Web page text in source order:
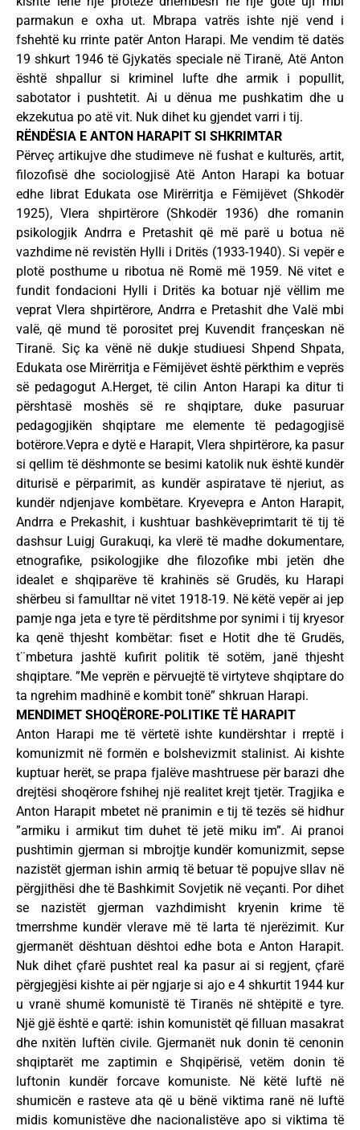
parmakun e oxha ut. Mbrapa vatrës ishte një vend i
fshehtë ku rrinte patër Anton Harapi. Me vendim të datës
19 shkurt 1946 të Gjykatës speciale në Tiranë, Atë Anton
është shpallur si kriminel lufte dhe armik i popullit,
sabotator i pushtetit. Ai u dënua me pushkatim dhe u
ekzekutua po atë vit. Nuk dihet ku gjendet varri i tij.
RËNDËSIA E ANTON HARAPIT SI SHKRIMTAR
Përveç artikujve dhe studimeve në fushat e kulturës, artit,
filozofisë dhe sociologjisë Atë Anton Harapi ka botuar
edhe librat Edukata ose Mirërritja e Fëmijëvet (Shkodër
1925), Vlera shpirtërore (Shkodër 1936) dhe romanin
psikologjik Andrra e Pretashit që më parë u botua në
vazhdime në revistën Hylli i Dritës (1933-1940). Si vepër e
plotë posthume u ribotua në Romë më 1959. Në vitet e
fundit fondacioni Hylli i Dritës ka botuar një vëllim me
veprat Vlera shpirtërore, Andrra e Pretashit dhe Valë mbi
valë, që mund të porositet prej Kuvendit françeskan në
Tiranë. Siç ka vënë në dukje studiuesi Shpend Shpata,
Edukata ose Mirërritja e Fëmijëvet është përkthim e veprës
së pedagogut A.Herget, të cilin Anton Harapi ka ditur ti
përshtasë moshës së re shqiptare, duke pasuruar
pedagogjikën shqiptare me elemente të pedagogjisë
botërore.Vepra e dytë e Harapit, Vlera shpirtërore, ka pasur
si qellim të dëshmonte se besimi katolik nuk është kundër
diturisë e përparimit, as kundër aspiratave të njeriut, as
kundër ndjenjave kombëtare. Kryevepra e Anton Harapit,
Andrra e Prekashit, i kushtuar bashkëveprimtarit të tij të
dashsur Luigj Gurakuqi, ka vlerë të madhe dokumentare,
etnografike, psikologjike dhe filozofike mbi jetën dhe
idealet e shqiparëve të krahinës së Grudës, ku Harapi
shërbeu si famulltar në vitet 1918-19. Në këtë vepër ai jep
pamje nga jeta e tyre të përditshme por synimi i tij kryesor
ka qenë thjesht kombëtar: fiset e Hotit dhe të Grudës,
t¨mbetura jashtë kufirit politik të sotëm, janë thjesht
shqiptare. ”Me veprën e përvuejtë të virtyteve shqiptare do
ta ngrehim madhinë e kombit tonë” shkruan Harapi.
MENDIMET SHOQËRORE-POLITIKE TË HARAPIT
Anton Harapi me të vërtetë ishte kundërshtar i rreptë i
komunizmit në formën e bolshevizmit stalinist. Ai kishte
kuptuar herët, se prapa fjalëve mashtruese për barazi dhe
drejtësi shoqërore fshihej një realitet krejt tjetër. Tragjika e
Anton Harapit mbetet në pranimin e tij të tezës së hidhur
”armiku i armikut tim duhet të jetë miku im”. Ai pranoi
pushtimin gjerman si mbrojtje kundër komunizmit, sepse
nazistët gjerman ishin armiq të betuar të popujve sllav në
përgjithësi dhe të Bashkimit Sovjetik në veçanti. Por dihet
se nazistët gjerman vazhdimisht kryenin krime të
tmerrshme kundër vlerave më të larta të njerëzimit. Kur
gjermanët dështuan dështoi edhe bota e Anton Harapit.
Nuk dihet çfarë pushtet real ka pasur ai si regjent, çfarë
përgjegjësi kishte ai për ngjarje si ajo e 4 shkurtit 1944 kur
u vranë shumë komunistë të Tiranës në shtëpitë e tyre.
Një gjë është e qartë: ishin komunistët që filluan masakrat
dhe nxitën luftën civile. Gjermanët nuk donin të cenonin
shqiptarët me zaptimin e Shqipërisë, vetëm donin të
luftonin kundër forcave komuniste. Në këtë luftë në
shumicën e rasteve ata që u bënë viktima ranë në luftë
midis komunistëve dhe nacionalistëve apo si viktima të